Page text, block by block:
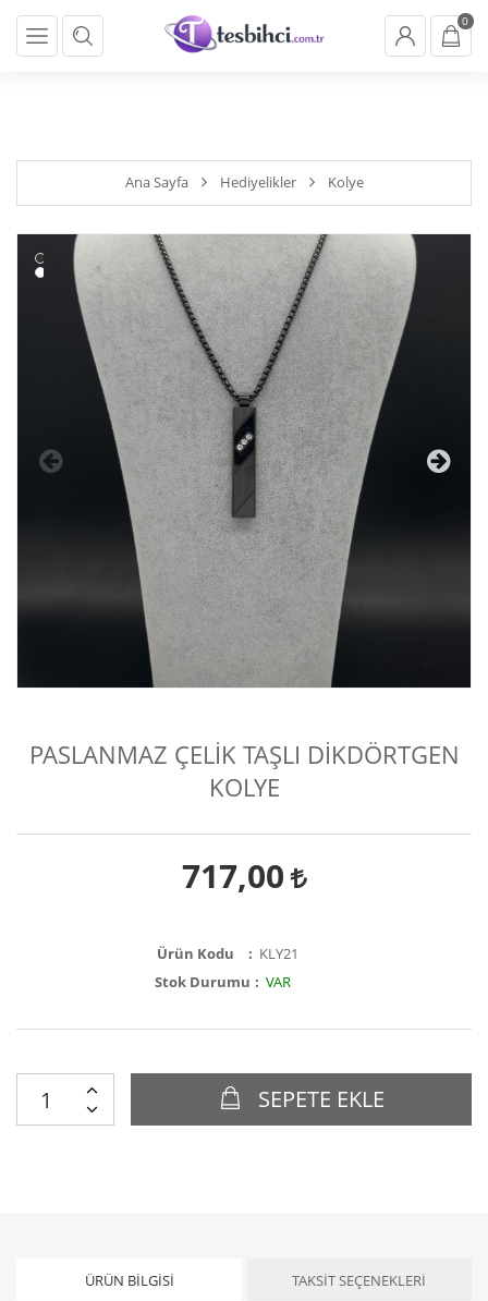
} backend_head_kapanis_oncesi1(); function
backend_head_kapanis_oncesi2(){ if (!cookies.marketing){return;}
backend_head_kapanis_oncesi2();
0
Ana Sayfa Hediyelikler Kolye
PASLANMAZ ÇELİK TAŞLI DİKDÖRTGEN
KOLYE
717,00
Ürün Kodu
KLY21
Stok Durumu
VAR
SEPETE EKLE
ÜRÜN BILGISI TAKSIT SEÇENEKLERI